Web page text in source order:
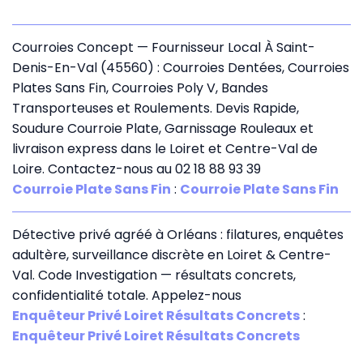
Courroies Concept — Fournisseur Local À Saint-
Denis-En-Val (45560) : Courroies Dentées, Courroies
Plates Sans Fin, Courroies Poly V, Bandes
Transporteuses et Roulements. Devis Rapide,
Soudure Courroie Plate, Garnissage Rouleaux et
livraison express dans le Loiret et Centre-Val de
Loire. Contactez-nous au 02 18 88 93 39
Courroie Plate Sans Fin : Courroie Plate Sans Fin
Détective privé agréé à Orléans : filatures, enquêtes
adultère, surveillance discrète en Loiret & Centre-
Val. Code Investigation — résultats concrets,
confidentialité totale. Appelez-nous
Enquêteur Privé Loiret Résultats Concrets:
Enquêteur Privé Loiret Résultats Concrets